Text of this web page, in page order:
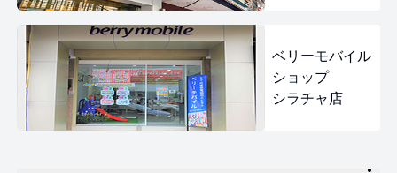
ベリーモバイル
ショップ
シラチャ店